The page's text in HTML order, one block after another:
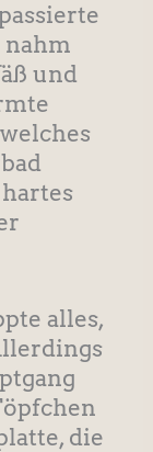
nahm
und
alles,
die